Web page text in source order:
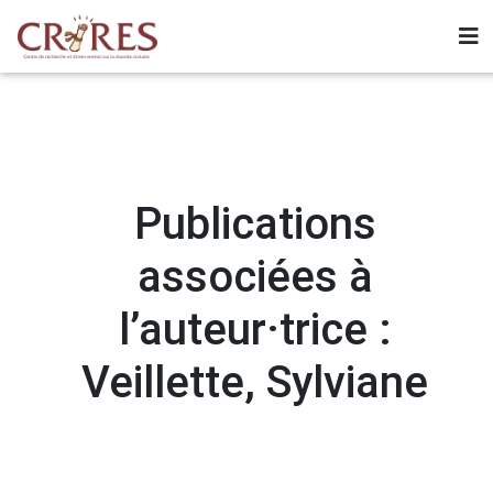
Publications
associées à
l’auteur·trice :
Veillette, Sylviane